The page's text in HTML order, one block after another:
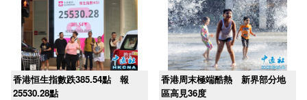
香港恒生指數跌385.54點 報
25530.28點
香港周末極端酷熱 新界部分地
區高見36度